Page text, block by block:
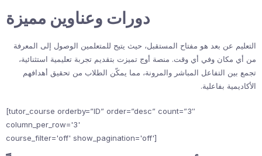
دورات وعناوين مميزة
التعليم عن بعد هو مفتاح المستقبل، حيث يتيح للمتعلمين الوصول إلى المعرفة
من أي مكان وفي أي وقت. منصة أوج تميزت بتقديم تجربة تعليمية استثنائية،
تجمع بين التفاعل المباشر والمرونة، مما يمكّن الطلاب من تحقيق أهدافهم
الأكاديمية بفاعلية.
[tutor_course orderby=”ID” order=”desc” count=”3″
column_per_row='3'
course_filter='off' show_pagination='off']